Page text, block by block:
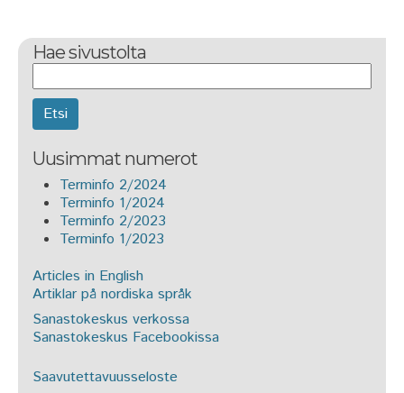
Hae sivustolta
Uusimmat numerot
Terminfo 2/2024
Terminfo 1/2024
Terminfo 2/2023
Terminfo 1/2023
Articles in English
Artiklar på nordiska språk
Sanastokeskus verkossa
Sanastokeskus Facebookissa
Saavutettavuusseloste